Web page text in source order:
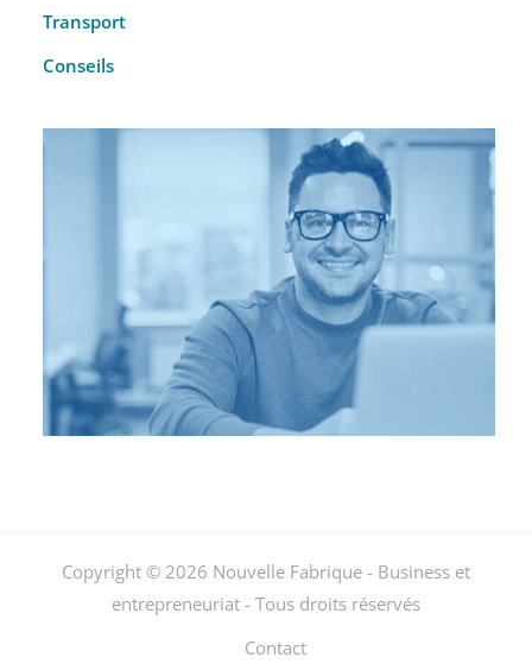
Transport
Conseils
Copyright © 2026 Nouvelle Fabrique - Business et
entrepreneuriat - Tous droits réservés
Contact